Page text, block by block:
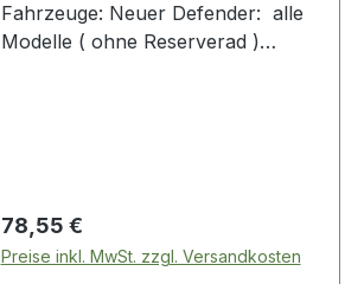
Fahrzeuge: Neuer Defender: alle
Modelle ( ohne Reserverad )
Regulärer Preis:
78,55 €
Preise inkl. MwSt. zzgl. Versandkosten